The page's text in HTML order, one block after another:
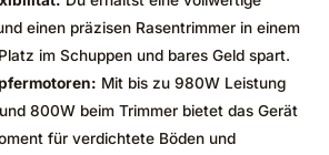
einen präzisen Rasentrimmer in einem
im Schuppen und bares Geld spart.
Mit bis zu 980W Leistung
800W beim Trimmer bietet das Gerät
für verdichtete Böden und